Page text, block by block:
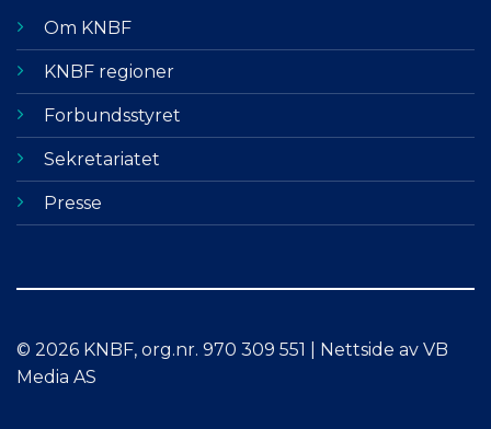
Om KNBF
KNBF regioner
Forbundsstyret
Sekretariatet
Presse
© 2026 KNBF, org.nr. 970 309 551 | Nettside av VB
Media AS